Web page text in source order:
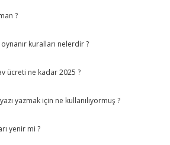
?
oynanır kuralları nelerdir ?
ücreti ne kadar 2025 ?
yazmak için ne kullanılıyormuş ?
yenir mi ?